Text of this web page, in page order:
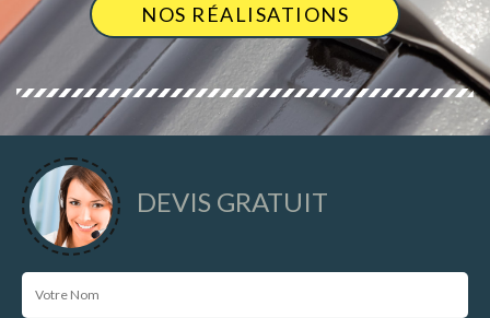
NOS RÉALISATIONS
DEVIS GRATUIT